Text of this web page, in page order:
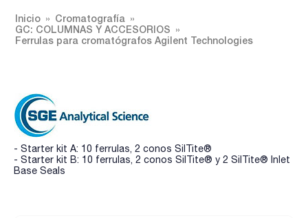
Inicio
Cromatografía
GC: COLUMNAS Y ACCESORIOS
Ferrulas para cromatógrafos Agilent Technologies
- Starter kit A: 10 ferrulas, 2 conos SilTite®
- Starter kit B: 10 ferrulas, 2 conos SilTite® y 2 SilTite® Inlet
Base Seals